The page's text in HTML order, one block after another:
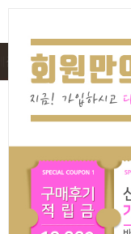
품구매 SALE(회원전